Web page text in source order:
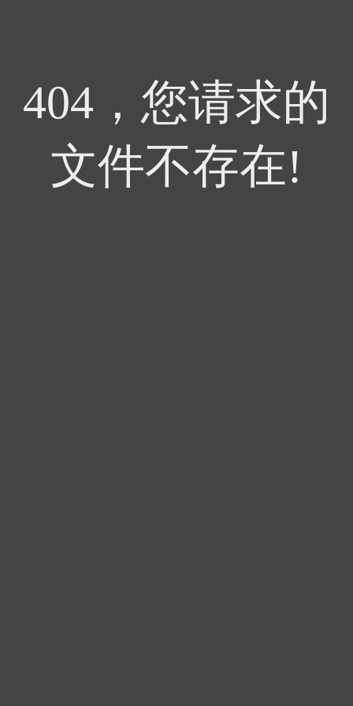
404，您请求的
文件不存在!